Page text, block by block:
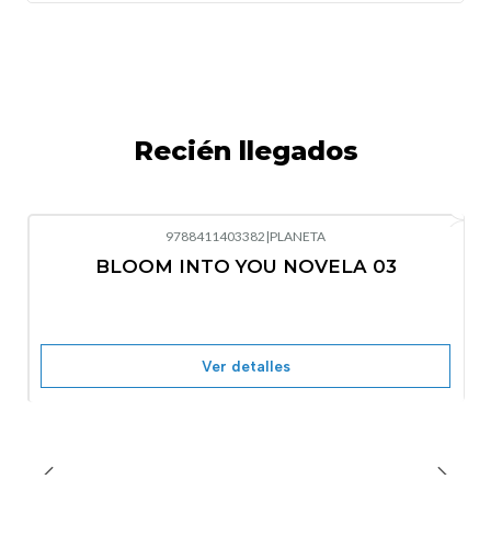
Recién llegados
Nuevo
9788411403382 |PLANETA
BLOOM INTO YOU NOVELA 03
Ver detalles